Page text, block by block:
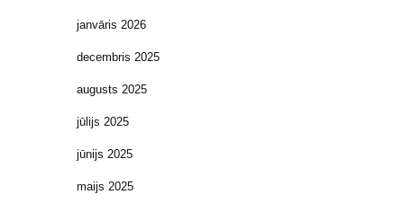
janvāris 2026
decembris 2025
augusts 2025
jūlijs 2025
jūnijs 2025
maijs 2025